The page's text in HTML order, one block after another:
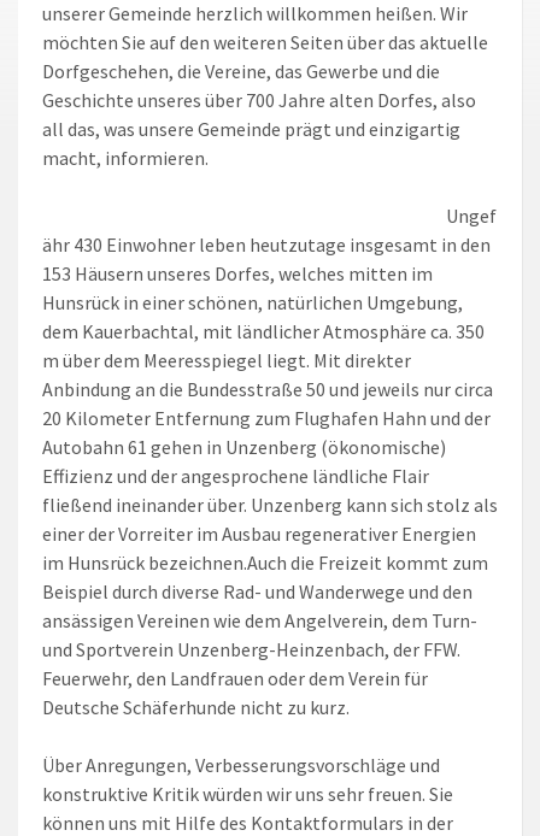
unserer Gemeinde herzlich willkommen heißen. Wir
möchten Sie auf den weiteren Seiten über das aktuelle
Dorfgeschehen, die Vereine, das Gewerbe und die
Geschichte unseres über 700 Jahre alten Dorfes, also
all das, was unsere Gemeinde prägt und einzigartig
macht, informieren.
Ungef
ähr 430 Einwohner leben heutzutage insgesamt in den
153 Häusern unseres Dorfes, welches mitten im
Hunsrück in einer schönen, natürlichen Umgebung,
dem Kauerbachtal, mit ländlicher Atmosphäre ca. 350
m über dem Meeresspiegel liegt. Mit direkter
Anbindung an die Bundesstraße 50 und jeweils nur circa
20 Kilometer Entfernung zum Flughafen Hahn und der
Autobahn 61 gehen in Unzenberg (ökonomische)
Effizienz und der angesprochene ländliche Flair
fließend ineinander über. Unzenberg kann sich stolz als
einer der Vorreiter im Ausbau regenerativer Energien
im Hunsrück bezeichnen.Auch die Freizeit kommt zum
Beispiel durch diverse Rad- und Wanderwege und den
ansässigen Vereinen wie dem Angelverein, dem Turn-
und Sportverein Unzenberg-Heinzenbach, der FFW.
Feuerwehr, den Landfrauen oder dem Verein für
Deutsche Schäferhunde nicht zu kurz.
Über Anregungen, Verbesserungsvorschläge und
konstruktive Kritik würden wir uns sehr freuen. Sie
können uns mit Hilfe des Kontaktformulars in der